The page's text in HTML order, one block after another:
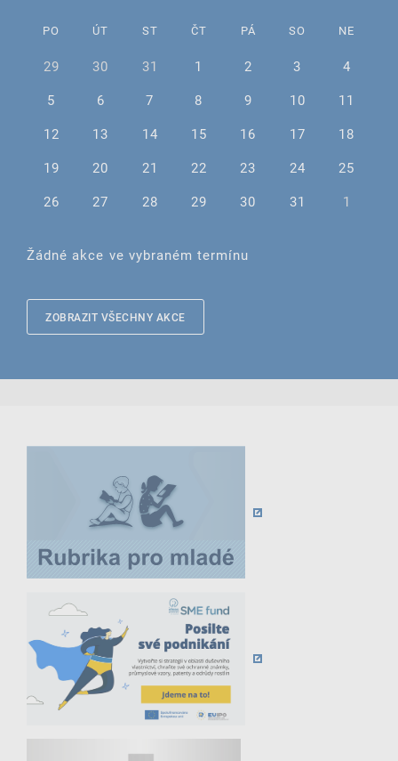
PO ÚT ST ČT PÁ SO NE
29 30 31 1 2 3
4
5
6 7 8 9 10
11
12
13 14 15 16 17
18
19
20 21 22 23 24
25
26
27 28 29 30 31 1
Žádné akce ve vybraném termínu
ZOBRAZIT VŠECHNY AKCE